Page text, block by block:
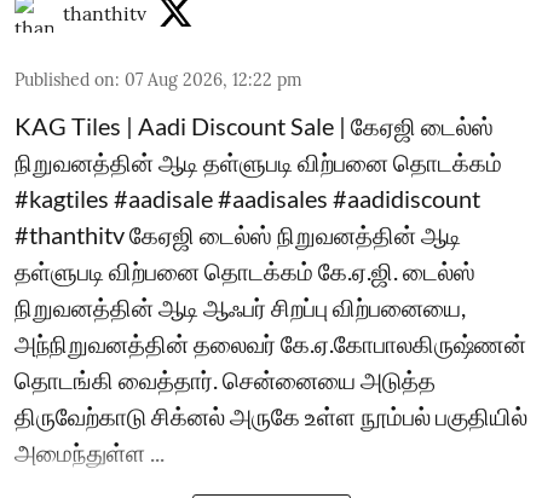
thanthitv
Published on: 07 Aug 2026, 12:22 pm
KAG Tiles | Aadi Discount Sale | கேஏஜி டைல்ஸ்
நிறுவனத்தின் ஆடி தள்ளுபடி விற்பனை தொடக்கம்
#kagtiles #aadisale #aadisales #aadidiscount
#thanthitv கேஏஜி டைல்ஸ் நிறுவனத்தின் ஆடி
தள்ளுபடி விற்பனை தொடக்கம் கே.ஏ.ஜி. டைல்ஸ்
நிறுவனத்தின் ஆடி ஆஃபர் சிறப்பு விற்பனையை,
அந்நிறுவனத்தின் தலைவர் கே.ஏ.கோபாலகிருஷ்ணன்
தொடங்கி வைத்தார். சென்னையை அடுத்த
திருவேற்காடு சிக்னல் அருகே உள்ள நூம்பல் பகுதியில்
அமைந்துள்ள ...